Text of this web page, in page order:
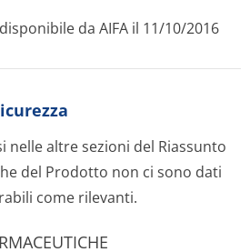
da AIFA il 11/10/2016
nelle altre sezioni del Riassunto
del Prodotto non ci sono dati
come rilevanti.